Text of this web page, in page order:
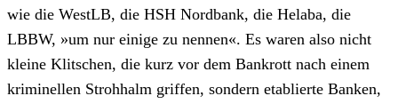
wie die WestLB, die HSH Nordbank, die Helaba, die
LBBW, »um nur einige zu nennen«. Es waren also nicht
kleine Klitschen, die kurz vor dem Bankrott nach einem
kriminellen Strohhalm griffen, sondern etablierte Banken,